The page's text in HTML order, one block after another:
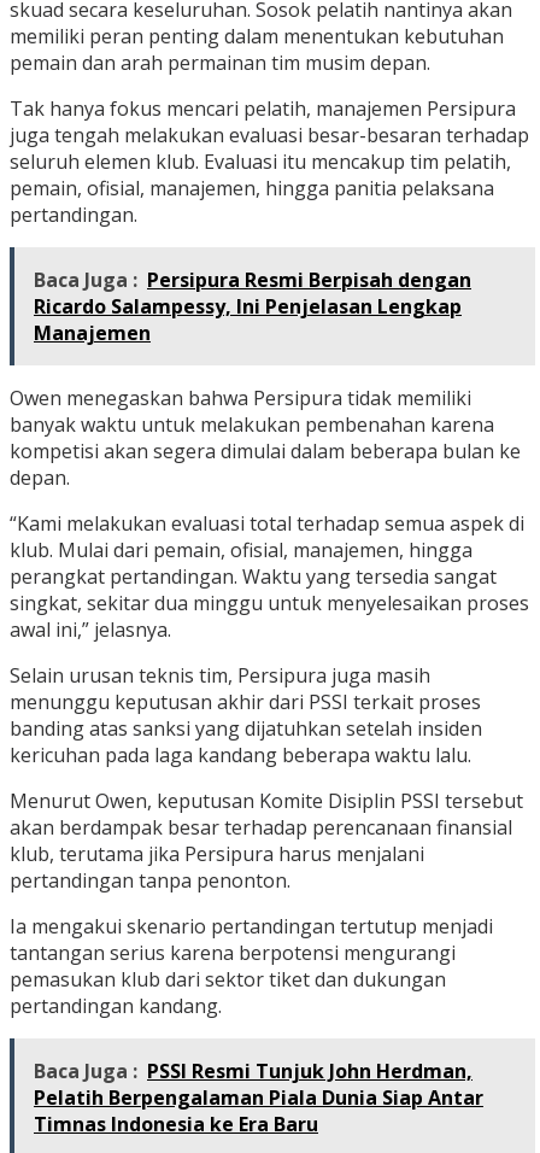
skuad secara keseluruhan. Sosok pelatih nantinya akan
memiliki peran penting dalam menentukan kebutuhan
pemain dan arah permainan tim musim depan.
Tak hanya fokus mencari pelatih, manajemen Persipura
juga tengah melakukan evaluasi besar-besaran terhadap
seluruh elemen klub. Evaluasi itu mencakup tim pelatih,
pemain, ofisial, manajemen, hingga panitia pelaksana
pertandingan.
Baca Juga : Persipura Resmi Berpisah dengan
Ricardo Salampessy, Ini Penjelasan Lengkap
Manajemen
Owen menegaskan bahwa Persipura tidak memiliki
banyak waktu untuk melakukan pembenahan karena
kompetisi akan segera dimulai dalam beberapa bulan ke
depan.
“Kami melakukan evaluasi total terhadap semua aspek di
klub. Mulai dari pemain, ofisial, manajemen, hingga
perangkat pertandingan. Waktu yang tersedia sangat
singkat, sekitar dua minggu untuk menyelesaikan proses
awal ini,” jelasnya.
Selain urusan teknis tim, Persipura juga masih
menunggu keputusan akhir dari PSSI terkait proses
banding atas sanksi yang dijatuhkan setelah insiden
kericuhan pada laga kandang beberapa waktu lalu.
Menurut Owen, keputusan Komite Disiplin PSSI tersebut
akan berdampak besar terhadap perencanaan finansial
klub, terutama jika Persipura harus menjalani
pertandingan tanpa penonton.
Ia mengakui skenario pertandingan tertutup menjadi
tantangan serius karena berpotensi mengurangi
pemasukan klub dari sektor tiket dan dukungan
pertandingan kandang.
Baca Juga : PSSI Resmi Tunjuk John Herdman,
Pelatih Berpengalaman Piala Dunia Siap Antar
Timnas Indonesia ke Era Baru